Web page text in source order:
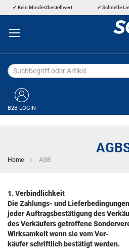
Direkt
zum
Kein Mindestbestellwert Schnelle
B2B LOGIN
Home AGB
1. Verbindlichkeit
Die Zahlungs- und
jeder Auftragsbestätigung des
des Verkäufers getroffene
Wirksamkeit wenn sie vom Ver-
käufer schriftlich bestätigt werden.